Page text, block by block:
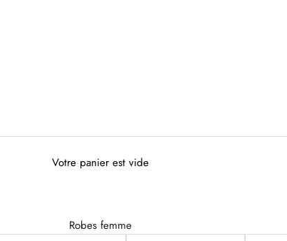
Votre panier est vide
Robes femme